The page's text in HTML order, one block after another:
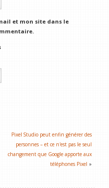
et mon site dans le
Pixel Studio peut enfin générer des
personnes – et ce n'est pas le seul
changement que Google apporte aux
téléphones Pixel »